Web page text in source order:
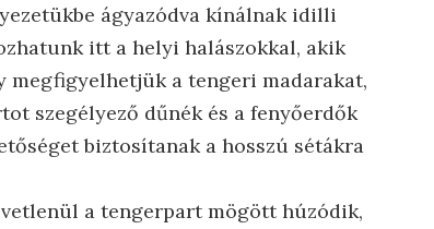
ágyazódva kínálnak idilli
itt a helyi halászokkal, akik
a tengeri madarakat,
szegélyező dűnék és a fenyőerdők
biztosítanak a hosszú sétákra
a tengerpart mögött húzódik,